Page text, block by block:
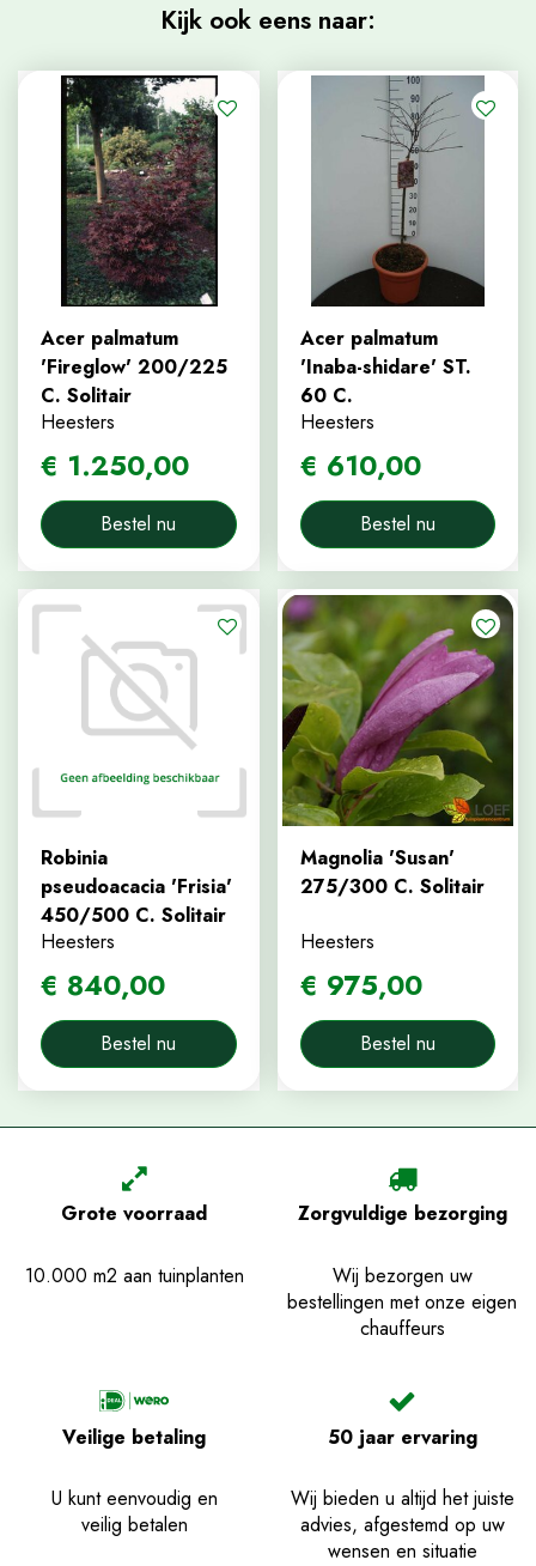
Kijk ook eens naar:
Acer palmatum
'Fireglow' 200/225
C. Solitair
Heesters
€ 1.250,00
Bestel nu
Acer palmatum
'Inaba-shidare' ST.
60 C.
Heesters
€ 610,00
Bestel nu
Robinia
pseudoacacia 'Frisia'
450/500 C. Solitair
Heesters
€ 840,00
Bestel nu
Magnolia 'Susan'
275/300 C. Solitair
Heesters
€ 975,00
Bestel nu
Grote voorraad
10.000 m2 aan tuinplanten
Zorgvuldige bezorging
Wij bezorgen uw
bestellingen met onze eigen
chauffeurs
Veilige betaling
U kunt eenvoudig en
veilig betalen
50 jaar ervaring
Wij bieden u altijd het juiste
advies, afgestemd op uw
wensen en situatie